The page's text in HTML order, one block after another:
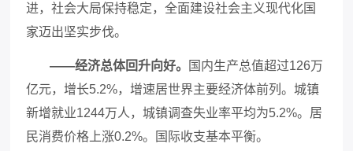
进，社会大局保持稳定，全面建设社会主义现代化国
家迈出坚实步伐。
——经济总体回升向好。 国内生产总值超过126万
亿元，增长5.2%，增速居世界主要经济体前列。城镇
新增就业1244万人，城镇调查失业率平均为5.2%。居
民消费价格上涨0.2%。国际收支基本平衡。